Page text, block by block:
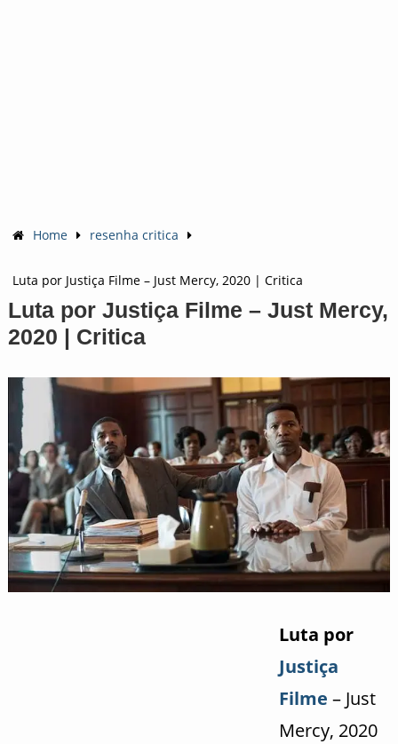
Home resenha critica
Luta por Justiça Filme – Just Mercy, 2020 | Critica
Luta por Justiça Filme – Just Mercy,
2020 | Critica
Luta por
Justiça
Filme – Just
Mercy, 2020